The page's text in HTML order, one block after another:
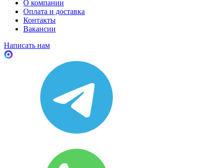
О компании
Оплата и доставка
Контакты
Вакансии
Написать нам